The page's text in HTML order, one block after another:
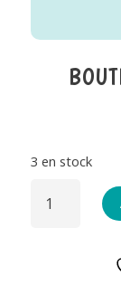
3 en stock
DE
BOUTEILLE